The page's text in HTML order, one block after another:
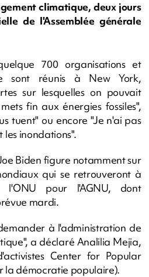
climatique, deux jours
de l'Assemblée générale
700 organisations et
sont réunis à New York,
sur lesquelles on pouvait
fin aux énergies fossiles",
tuent" ou encore "Je n'ai pas
les inondations".
Biden figure notamment sur
qui se retrouveront à
l'ONU pour l'AGNU, dont
mardi.
à l'administration de
a déclaré Analilia Mejia,
Center for Popular
la démocratie populaire).